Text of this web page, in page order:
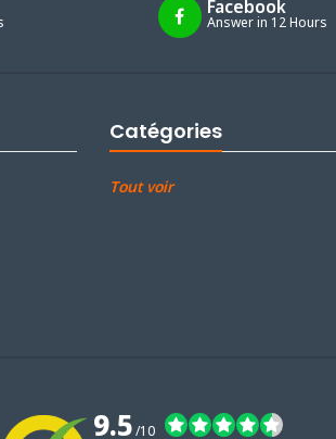
Facebook
Answer in 12 Hours
Catégories
Tout voir
9.5/10